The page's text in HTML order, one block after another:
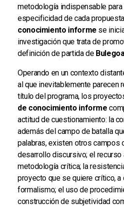
metodología indispensable
especificidad de cada
conocimiento informe se
investigación que trata de
definición de partida de
Operando en un contexto
al que inevitablemente parecen
título del programa, los
de conocimiento informe
actitud de cuestionamiento: la
además del campo de batalla
palabras, existen otros campos
desarrollo discursivo; el recurso
metodología crítica; la
proyecto que se quiere crítico, a
formalismo; el uso de
construcción de subjetividad